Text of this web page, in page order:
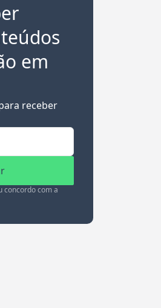
em
receber
concordo com a